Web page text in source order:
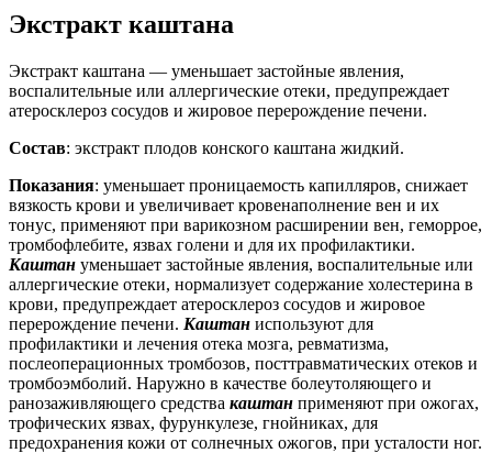
Экстракт каштана
Экстракт каштана — уменьшает застойные явления,
воспалительные или аллергические отеки, предупреждает
атеросклероз сосудов и жировое перерождение печени.
Состав: экстракт плодов конского каштана жидкий.
Показания: уменьшает проницаемость капилляров, снижает
вязкость крови и увеличивает кровенаполнение вен и их
тонус, применяют при варикозном расширении вен, геморрое,
тромбофлебите, язвах голени и для их профилактики.
Каштан уменьшает застойные явления, воспалительные или
аллергические отеки, нормализует содержание холестерина в
крови, предупреждает атеросклероз сосудов и жировое
перерождение печени. Каштан используют для
профилактики и лечения отека мозга, ревматизма,
послеоперационных тромбозов, посттравматических отеков и
тромбоэмболий. Наружно в качестве болеутоляющего и
ранозаживляющего средства каштан применяют при ожогах,
трофических язвах, фурункулезе, гнойниках, для
предохранения кожи от солнечных ожогов, при усталости ног.